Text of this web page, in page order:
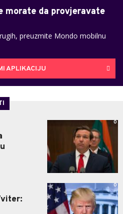
morate da provjeravate
preuzmite Mondo mobilnu
APLIKACIJU
0
0